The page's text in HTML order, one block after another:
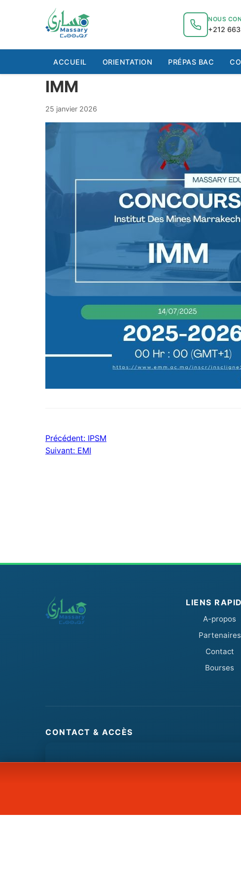
NOUS
+212
ACCUEIL ORIENTATION PRÉPAS BAC
IMM
25 janvier 2026
Navigation
Précédent: IPSM
Suivant: EMI
LIENS
A-propos
Partenaires
Contact
Bourses
CONTACT & ACCÈS